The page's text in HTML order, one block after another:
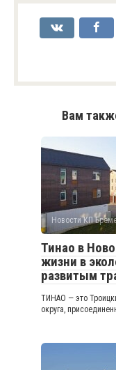
Вам
Новости КП
Тинао в
жизни в
развитым
ТИНАО — это
округа,